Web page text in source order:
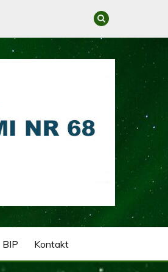
NR 68 IM.
BIP Kontakt